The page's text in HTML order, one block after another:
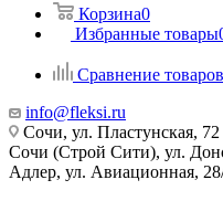
Корзина0
Избранные товары
Сравнение товаров
info@fleksi.ru
Сочи, ул. Пластунская, 72
Сочи (Строй Сити), ул.
Адлер, ул. Авиационная,